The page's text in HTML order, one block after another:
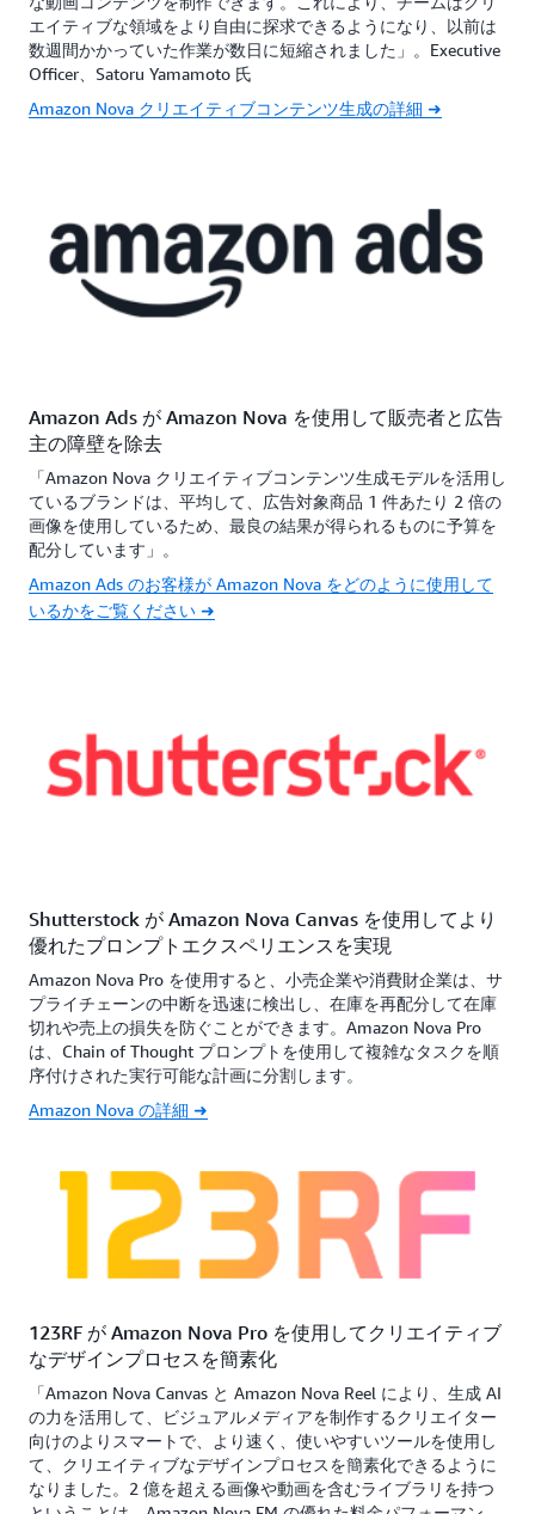
エイティブな領域をより自由に探求できるようになり、以前は
数週間かかっていた作業が数日に短縮されました」。Executive
Officer、Satoru Yamamoto 氏
Amazon Nova クリエイティブコンテンツ生成の詳細 ➜
Amazon Ads が Amazon Nova を使用して販売者と広告
主の障壁を除去
「Amazon Nova クリエイティブコンテンツ生成モデルを活用し
ているブランドは、平均して、広告対象商品 1 件あたり 2 倍の
画像を使用しているため、最良の結果が得られるものに予算を
配分しています」。
Amazon Ads のお客様が Amazon Nova をどのように使用して
いるかをご覧ください ➜
Shutterstock が Amazon Nova Canvas を使用してより
優れたプロンプトエクスペリエンスを実現
Amazon Nova Pro を使用すると、小売企業や消費財企業は、サ
プライチェーンの中断を迅速に検出し、在庫を再配分して在庫
切れや売上の損失を防ぐことができます。Amazon Nova Pro
は、Chain of Thought プロンプトを使用して複雑なタスクを順
序付けされた実行可能な計画に分割します。
Amazon Nova の詳細 ➜
123RF が Amazon Nova Pro を使用してクリエイティブ
なデザインプロセスを簡素化
「Amazon Nova Canvas と Amazon Nova Reel により、生成 AI
の力を活用して、ビジュアルメディアを制作するクリエイター
向けのよりスマートで、より速く、使いやすいツールを使用し
て、クリエイティブなデザインプロセスを簡素化できるように
なりました。2 億を超える画像や動画を含むライブラリを持つ